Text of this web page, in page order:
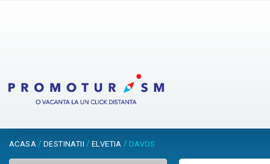
ACASA / DESTINATII / ELVETIA / DAVOS